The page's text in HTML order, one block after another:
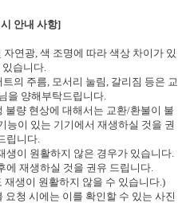
안내 사항]
연광, 색 조명에 따라 색상 차이가 있
있습니다.
의 주름, 모서리 눌림, 갈리짐 등은 교
을 양해부탁드립니다.
불량 현상에 대해서는 교환/환불이 불
능이 있는 기기에서 재생하실 것을 권
립니다.
생이 원활하지 않은 경우가 있습니다.
에 재생하실 것을 권유 드립니다.
생이 원활하지 않을 수 있습니다.)
청 시에는 이를 확인할 수 있는 사진